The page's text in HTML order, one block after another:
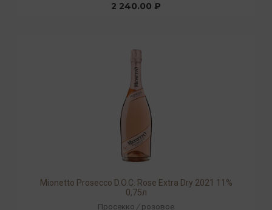
2 240.00 ₽
Mionetto Prosecco D.O.C. Rose Extra Dry 2021 11%
0,75л
Просекко / розовое